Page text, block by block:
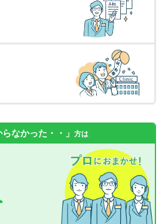
なかった・・」 方は